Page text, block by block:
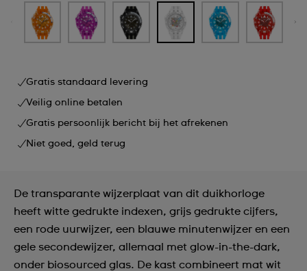
Gratis standaard levering
Veilig online betalen
Gratis persoonlijk bericht bij het afrekenen
Niet goed, geld terug
De transparante wijzerplaat van dit duikhorloge
heeft witte gedrukte indexen, grijs gedrukte cijfers,
een rode uurwijzer, een blauwe minutenwijzer en een
gele secondewijzer, allemaal met glow-in-the-dark,
onder biosourced glas. De kast combineert mat wit